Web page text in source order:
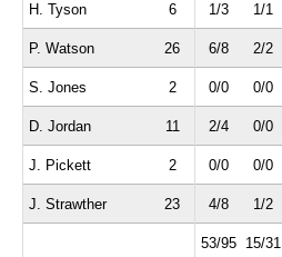
H. Tyson 6 1/3 1/1
P. Watson 26 6/8 2/2
S. Jones 2 0/0 0/0
D. Jordan 11 2/4 0/0
J. Pickett 2 0/0 0/0
J. Strawther 23 4/8 1/2
53/95 15/31